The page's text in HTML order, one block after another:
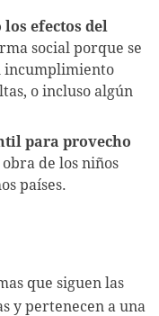
efectos del
social porque se
incumplimiento
o incluso algún
para provecho
de los niños
países.
que siguen las
y pertenecen a una